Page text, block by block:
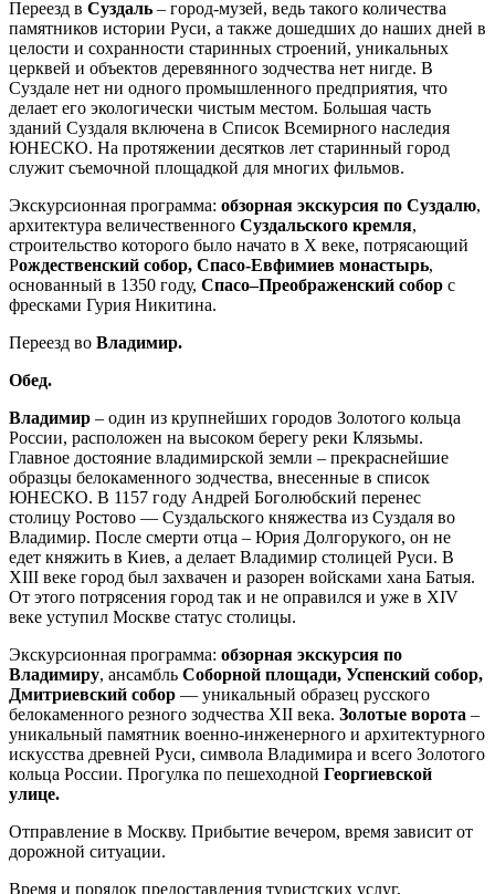
Переезд в Суздаль – город-музей, ведь такого количества
памятников истории Руси, а также дошедших до наших дней в
целости и сохранности старинных строений, уникальных
церквей и объектов деревянного зодчества нет нигде. В
Суздале нет ни одного промышленного предприятия, что
делает его экологически чистым местом. Большая часть
зданий Суздаля включена в Список Всемирного наследия
ЮНЕСКО. На протяжении десятков лет старинный город
служит съемочной площадкой для многих фильмов.
Экскурсионная программа: обзорная экскурсия по Суздалю,
архитектура величественного Суздальского кремля,
строительство которого было начато в X веке, потрясающий
Рождественский собор, Спасо-Евфимиев монастырь,
основанный в 1350 году, Спасо–Преображенский собор с
фресками Гурия Никитина.
Переезд во Владимир.
Обед.
Владимир – один из крупнейших городов Золотого кольца
России, расположен на высоком берегу реки Клязьмы.
Главное достояние владимирской земли – прекраснейшие
образцы белокаменного зодчества, внесенные в список
ЮНЕСКО. В 1157 году Андрей Боголюбский перенес
столицу Ростово — Суздальского княжества из Суздаля во
Владимир. После смерти отца – Юрия Долгорукого, он не
едет княжить в Киев, а делает Владимир столицей Руси. В
XIII веке город был захвачен и разорен войсками хана Батыя.
От этого потрясения город так и не оправился и уже в XIV
веке уступил Москве статус столицы.
Экскурсионная программа: обзорная экскурсия по
Владимиру, ансамбль Соборной площади, Успенский собор,
Дмитриевский собор — уникальный образец русского
белокаменного резного зодчества XII века. Золотые ворота –
уникальный памятник военно-инженерного и архитектурного
искусства древней Руси, символа Владимира и всего Золотого
кольца России. Прогулка по пешеходной Георгиевской
улице.
Отправление в Москву. Прибытие вечером, время зависит от
дорожной ситуации.
Время и порядок предоставления туристских услуг,